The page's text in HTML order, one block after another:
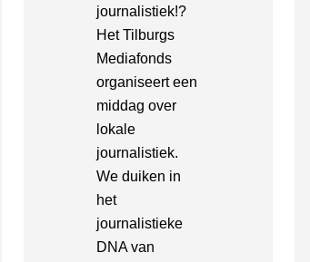
journalistiek!?
Het Tilburgs
Mediafonds
organiseert een
middag over
lokale
journalistiek.
We duiken in
het
journalistieke
DNA van